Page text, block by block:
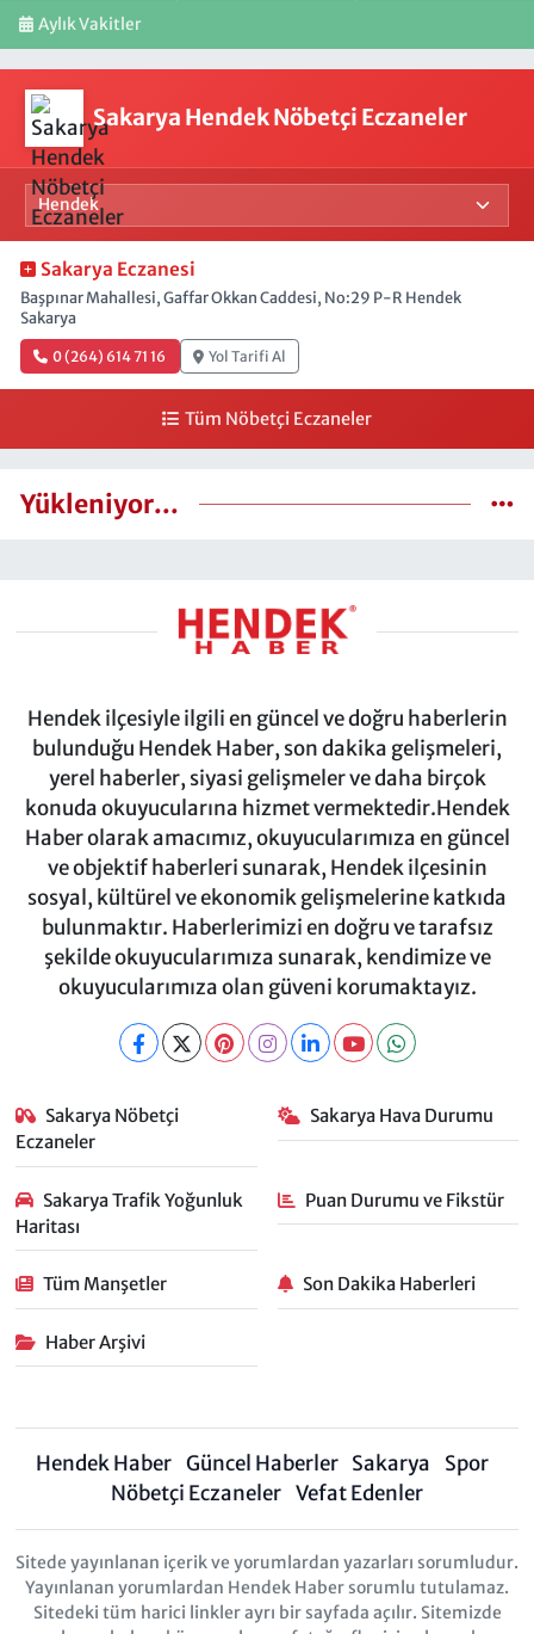
Aylık Vakitler
Sakarya Hendek Nöbetçi Eczaneler
Sakarya Eczanesi
Başpınar Mahallesi, Gaffar Okkan Caddesi, No:29 P-R Hendek
Sakarya
0 (264) 614 71 16 Yol Tarifi Al
Tüm Nöbetçi Eczaneler
Yükleniyor...
Hendek ilçesiyle ilgili en güncel ve doğru haberlerin
bulunduğu Hendek Haber, son dakika gelişmeleri,
yerel haberler, siyasi gelişmeler ve daha birçok
konuda okuyucularına hizmet vermektedir.Hendek
Haber olarak amacımız, okuyucularımıza en güncel
ve objektif haberleri sunarak, Hendek ilçesinin
sosyal, kültürel ve ekonomik gelişmelerine katkıda
bulunmaktır. Haberlerimizi en doğru ve tarafsız
şekilde okuyucularımıza sunarak, kendimize ve
okuyucularımıza olan güveni korumaktayız.
Sakarya Nöbetçi
Eczaneler
Sakarya Hava Durumu
Sakarya Trafik Yoğunluk
Haritası
Puan Durumu ve Fikstür
Tüm Manşetler Son Dakika Haberleri
Haber Arşivi
Hendek Haber Güncel Haberler Sakarya
Spor
Nöbetçi Eczaneler Vefat Edenler
Sitede yayınlanan içerik ve yorumlardan yazarları sorumludur.
Yayınlanan yorumlardan Hendek Haber sorumlu tutulamaz.
Sitedeki tüm harici linkler ayrı bir sayfada açılır. Sitemizde